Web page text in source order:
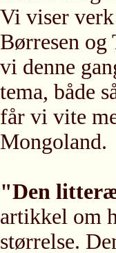
Vi viser
Børresen
vi denne
tema, både
får vi vite
Mongoland.
"Den
artikkel om
størrelse.